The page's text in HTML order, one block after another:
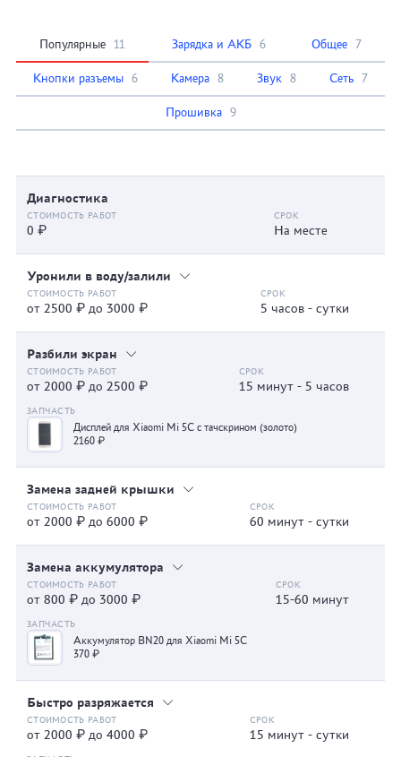
Популярные 11 Зарядка и АКБ 6 Общее 7
Кнопки разъемы 6 Камера 8 Звук 8 Сеть 7
Прошивка 9
Диагностика
0 ₽ На месте
Уронили в воду/залили
от 2500 ₽ до 3000 ₽ 5 часов - сутки
Разбили экран
от 2000 ₽ до 2500 ₽ 15 минут - 5 часов
Дисплей для Xiaomi Mi 5C с тачскрином (золото)
2160 ₽
Замена задней крышки
от 2000 ₽ до 6000 ₽ 60 минут - сутки
Замена аккумулятора
от 800 ₽ до 3000 ₽ 15-60 минут
Аккумулятор BN20 для Xiaomi Mi 5C
370 ₽
Быстро разряжается
от 2000 ₽ до 4000 ₽ 15 минут - сутки